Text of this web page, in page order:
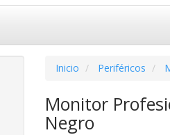
Inicio Periféricos
Monitor
Negro